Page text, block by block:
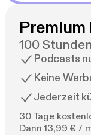
Premium
100
Podcasts
Keine
Jederzeit
30 Tage
Dann 13,99 € /